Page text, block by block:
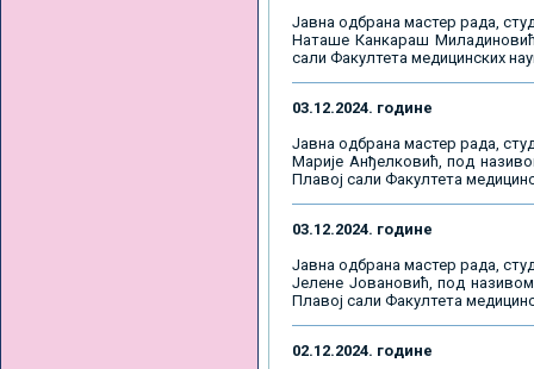
Јавна одбрана мастер рада,
Наташе Канкараш
сали Факултетa медицинских
03.12.2024. године
Јавна одбрана мастер рада,
Марије Анђелковић, под
Плавој сали Факултетa
03.12.2024. године
Јавна одбрана мастер рада,
Јелене Јовановић, под
Плавој сали Факултетa
02.12.2024. године